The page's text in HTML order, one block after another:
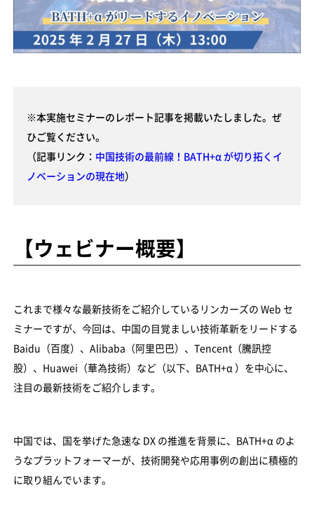
※本実施セミナーのレポート記事を掲載いたしました。ぜ
ひご覧ください。
（記事リンク： 中国技術の最前線！BATH+α が切り拓くイ
ノベーションの現在地）
【ウェビナー概要】
これまで様々な最新技術をご紹介しているリンカーズの Web セ
ミナーですが、今回は、中国の目覚ましい技術革新をリードする
Baidu（百度）、Alibaba（阿里巴巴）、Tencent（騰訊控
股）、Huawei（華為技術）など（以下、BATH+α ）を中心に、
注目の最新技術をご紹介します。
中国では、国を挙げた急速な DX の推進を背景に、BATH+α のよ
うなプラットフォーマーが、技術開発や応用事例の創出に積極的
に取り組んでいます。